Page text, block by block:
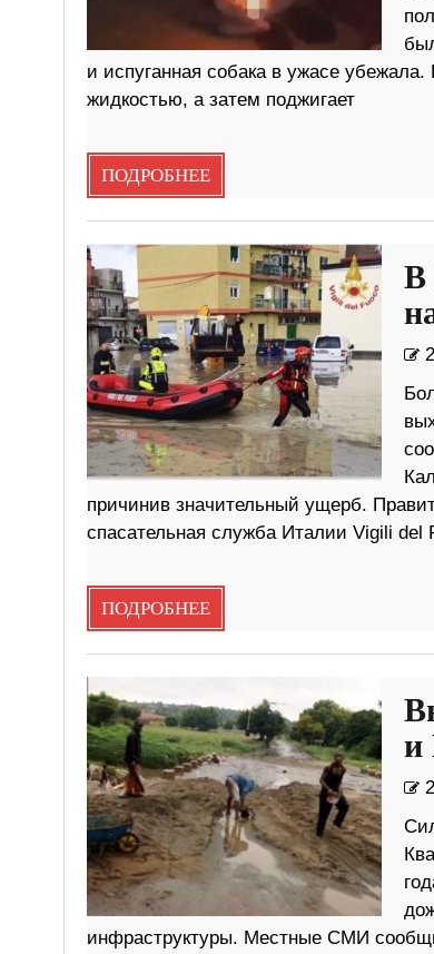
и испуганная собака в ужасе
жидкостью, а затем поджигает
ПОДРОБНЕЕ
В
причинив значительный ущерб.
спасательная служба Италии Vigili del
ПОДРОБНЕЕ
и
инфраструктуры. Местные СМИ